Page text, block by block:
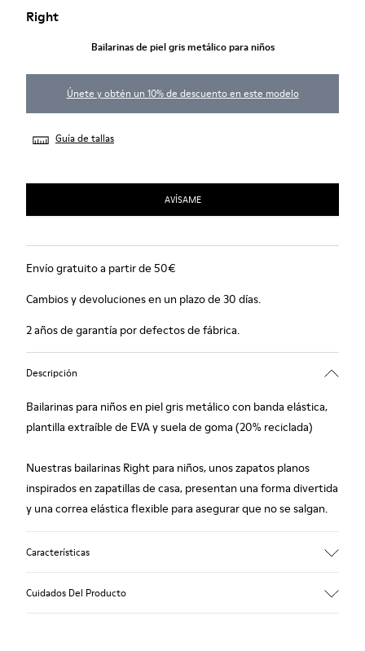
Right
Bailarinas de piel gris metálico para niños
Únete y obtén un 10% de descuento en este modelo
Guía de tallas
AVÍSAME
Envío gratuito a partir de 50€
Cambios y devoluciones en un plazo de 30 días.
2 años de garantía por defectos de fábrica.
Descripción
Bailarinas para niños en piel gris metálico con banda elástica,
plantilla extraíble de EVA y suela de goma (20% reciclada)
Nuestras bailarinas Right para niños, unos zapatos planos
inspirados en zapatillas de casa, presentan una forma divertida
y una correa elástica flexible para asegurar que no se salgan.
Características
Cuidados Del Producto